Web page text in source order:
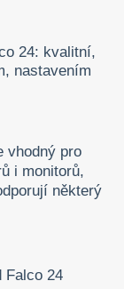
vhodný pro
i monitorů,
některý